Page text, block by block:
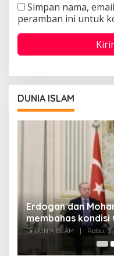
Simpan nama,
peramban ini untuk
DUNIA ISLAM
Erdogan dan
membahas kondisi
Di DUNIA ISLAM | Rabu, 5